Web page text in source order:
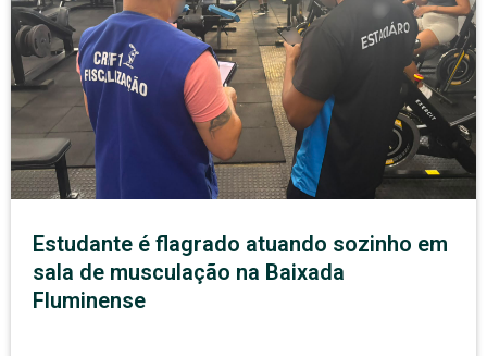
Estudante é flagrado atuando sozinho em
sala de musculação na Baixada
Fluminense